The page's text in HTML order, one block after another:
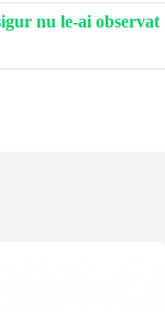
nu le-ai observat